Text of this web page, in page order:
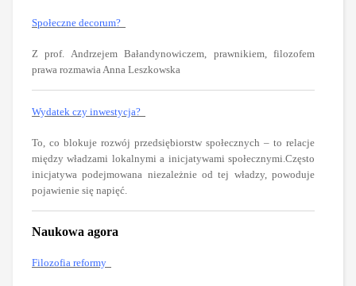
Społeczne decorum?
Z prof. Andrzejem Bałandynowiczem, prawnikiem, filozofem
prawa rozmawia Anna Leszkowska
Wydatek czy inwestycja?
To, co blokuje rozwój przedsiębiorstw społecznych – to relacje
między władzami lokalnymi a inicjatywami społecznymi.Często
inicjatywa podejmowana niezależnie od tej władzy, powoduje
pojawienie się napięć.
Naukowa agora
Filozofia reformy